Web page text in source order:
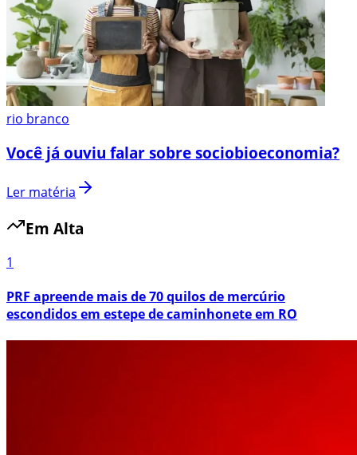
rio branco
Você já ouviu falar sobre sociobioeconomia?
Ler matéria
Em Alta
1
PRF apreende mais de 70 quilos de mercúrio
escondidos em estepe de caminhonete em RO